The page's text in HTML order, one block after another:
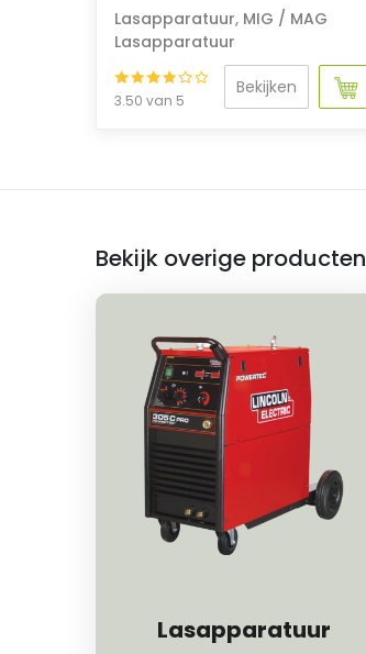
Lasapparatuur, MIG / MAG
Lasapparatuur
3.50 van 5
Bekijken
Bekijk overige producten
Lasapparatuur